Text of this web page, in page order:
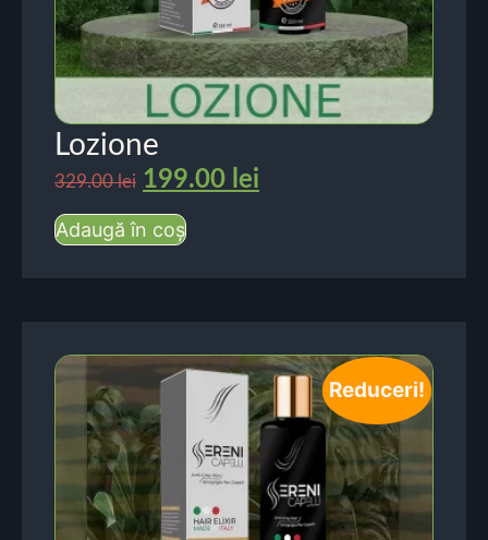
Lozione
329.00lei 199.00 lei
Adaugă în coș
Reduceri!